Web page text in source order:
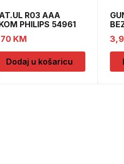
R03 AAA
PHILIPS 54961
KM
Dodaj u košaricu